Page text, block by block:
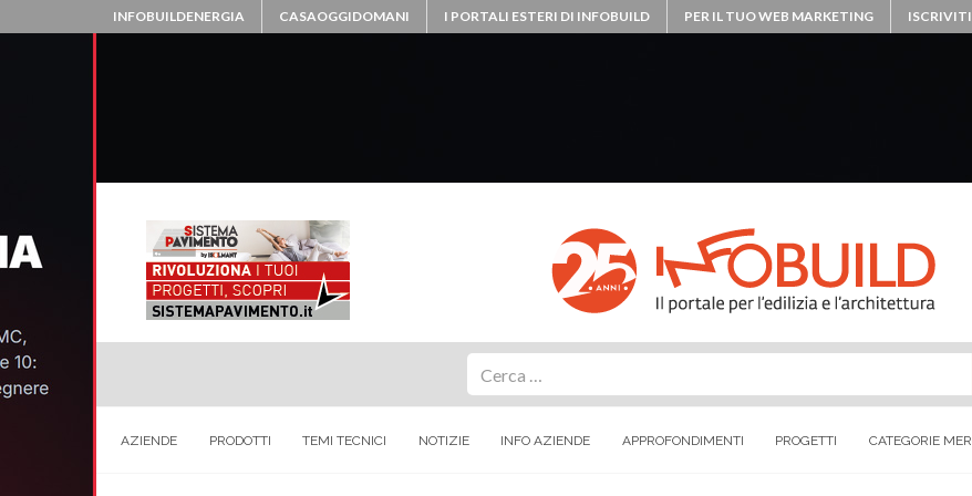
INFOBUILDENERGIA CASAOGGIDOMANI I PORTALI ESTERI DI INFOBUILD PER IL TUO WEB MARKETING
AZIENDE PRODOTTI TEMI TECNICI NOTIZIE INFO AZIENDE APPROFONDIMENTI PROGETTI CATEGORIE